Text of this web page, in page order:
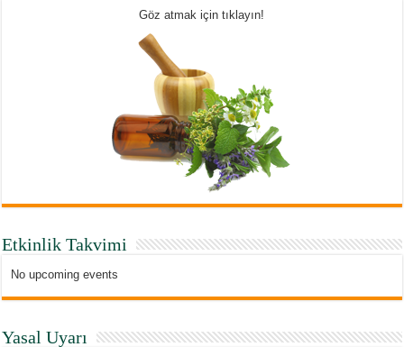
Göz atmak için tıklayın!
Etkinlik Takvimi
No upcoming events
Yasal Uyarı